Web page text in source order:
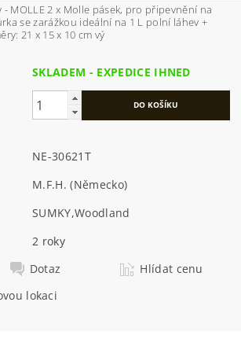
pro připevnění na
pítko nebo bez Rozměry: 21 x 15 x 10 cm vý
SKLADEM - EXPEDICE IHNED
NE-30621T
M.F.H. (Německo)
SUMKY,Woodland
2 roky
Dotaz
Hlídat cenu
lokaci